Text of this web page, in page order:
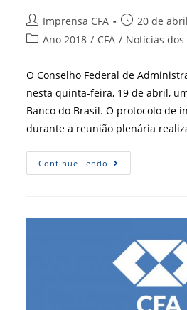
Autor
do
Imprensa CFA
Post
publicado:
20 de
Categoria
Ano 2018 / CFA / Notícias dos
O Conselho Federal de
nesta quinta-feira, 19 de abril,
Banco do Brasil. O protocolo de
durante a reunião plenária
Continue Lendo CFA
Celebra
Brasil